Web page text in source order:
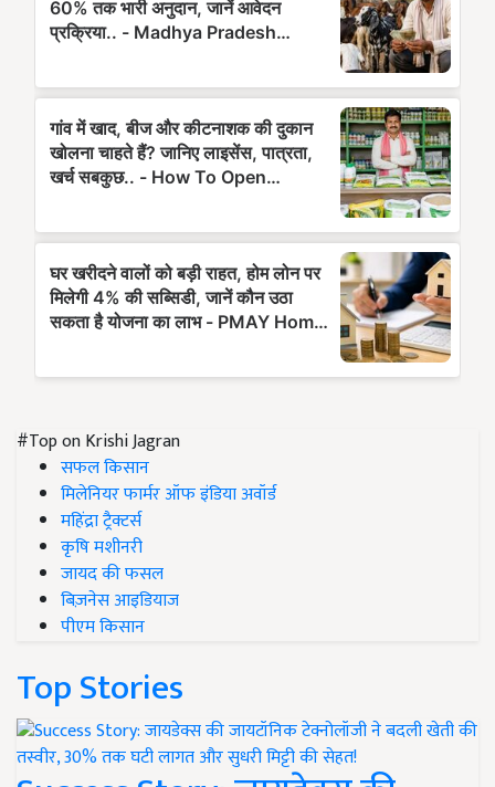
#Top on Krishi Jagran
सफल किसान
मिलेनियर फार्मर ऑफ इंडिया अवॉर्ड
महिंद्रा ट्रैक्टर्स
कृषि मशीनरी
जायद की फसल
बिज़नेस आइडियाज
पीएम किसान
Top Stories